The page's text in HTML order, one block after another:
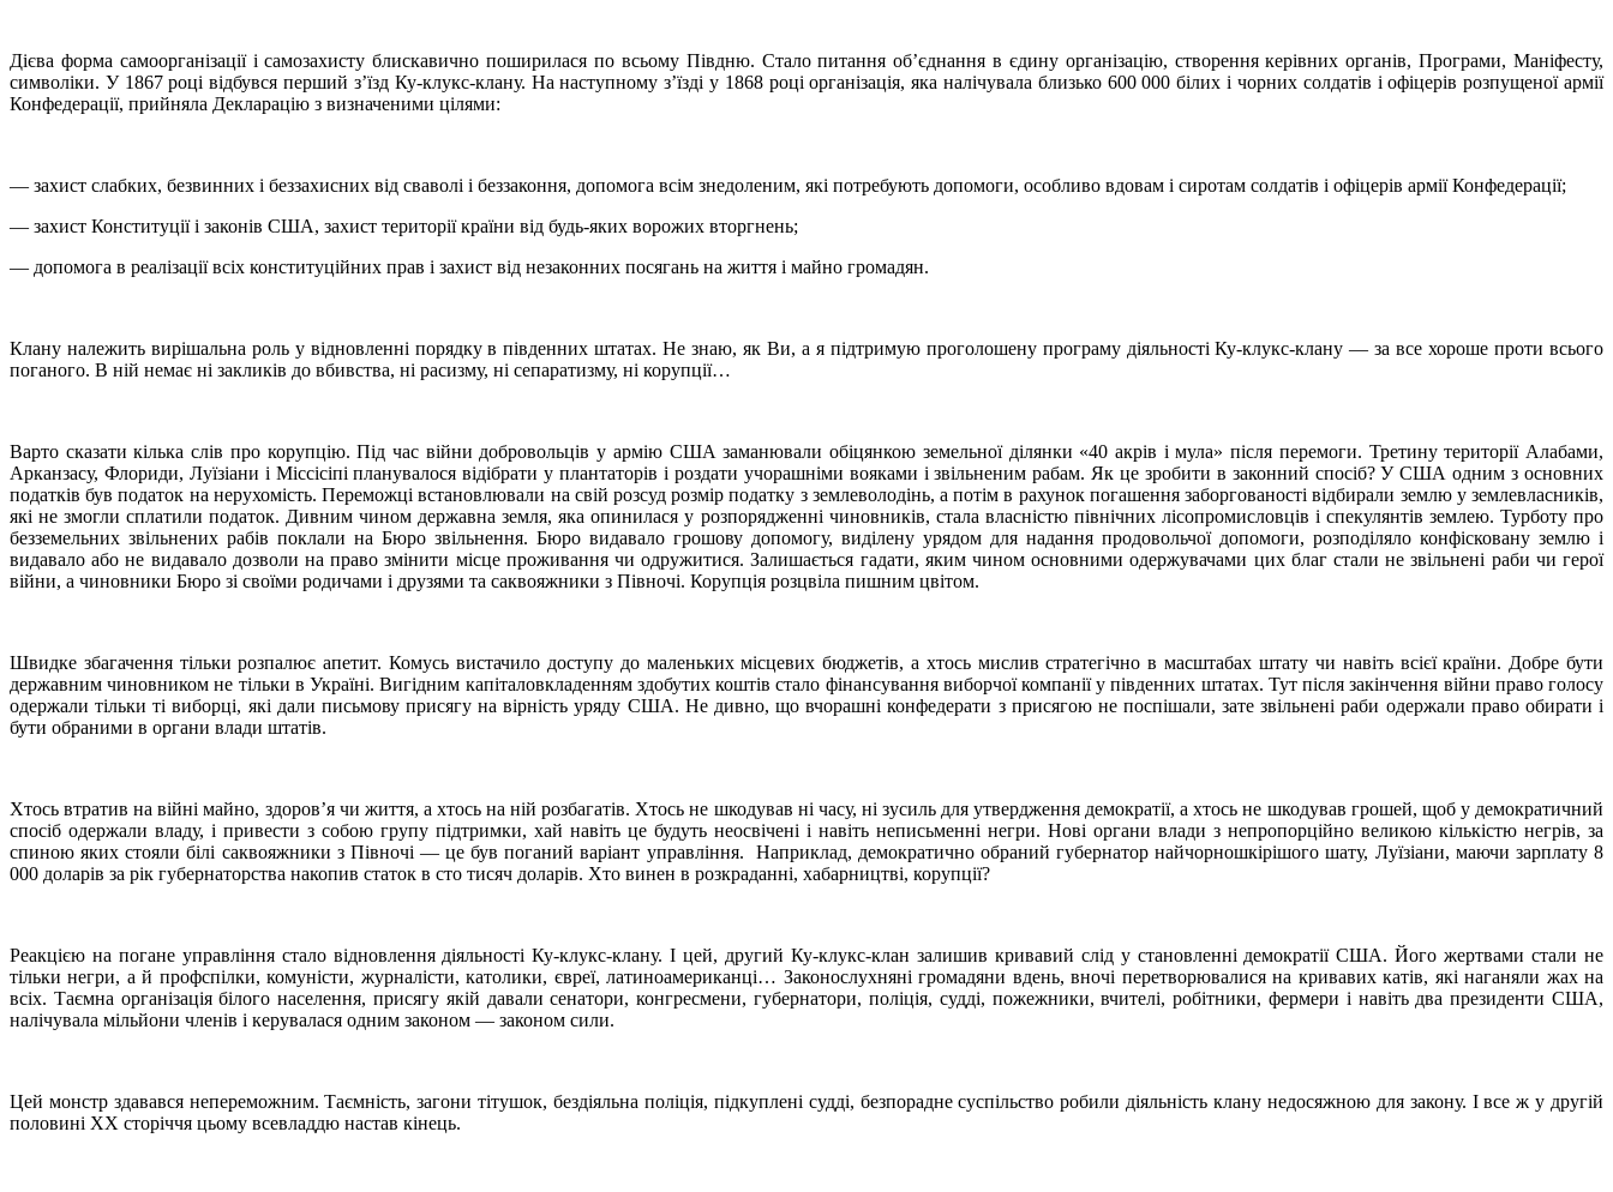
Дієва форма самоорганізації і самозахисту блискавично поширилася по всьому Півдню. Стало питання об’єднання в єдину організацію, створення керівних органів, Програми, Маніфесту,
символіки. У 1867 році відбувся перший з’їзд Ку-клукс-клану. На наступному з’їзді у 1868 році організація, яка налічувала близько 600 000 білих і чорних солдатів і офіцерів розпущеної армії
Конфедерації, прийняла Декларацію з визначеними цілями:
— захист слабких, безвинних і беззахисних від сваволі і беззаконня, допомога всім знедоленим, які потребують допомоги, особливо вдовам і сиротам солдатів і офіцерів армії Конфедерації;
— захист Конституції і законів США, захист території країни від будь-яких ворожих вторгнень;
— допомога в реалізації всіх конституційних прав і захист від незаконних посягань на життя і майно громадян.
Клану належить вирішальна роль у відновленні порядку в південних штатах. Не знаю, як Ви, а я підтримую проголошену програму діяльності Ку-клукс-клану — за все хороше проти всього
поганого. В ній немає ні закликів до вбивства, ні расизму, ні сепаратизму, ні корупції…
Варто сказати кілька слів про корупцію. Під час війни добровольців у армію США заманювали обіцянкою земельної ділянки «40 акрів і мула» після перемоги. Третину території Алабами,
Арканзасу, Флориди, Луїзіани і Міссісіпі планувалося відібрати у плантаторів і роздати учорашніми вояками і звільненим рабам. Як це зробити в законний спосіб? У США одним з основних
податків був податок на нерухомість. Переможці встановлювали на свій розсуд розмір податку з землеволодінь, а потім в рахунок погашення заборгованості відбирали землю у землевласників,
які не змогли сплатили податок. Дивним чином державна земля, яка опинилася у розпорядженні чиновників, стала власністю північних лісопромисловців і спекулянтів землею. Турботу про
безземельних звільнених рабів поклали на Бюро звільнення. Бюро видавало грошову допомогу, виділену урядом для надання продовольчої допомоги, розподіляло конфісковану землю і
видавало або не видавало дозволи на право змінити місце проживання чи одружитися. Залишається гадати, яким чином основними одержувачами цих благ стали не звільнені раби чи герої
війни, а чиновники Бюро зі своїми родичами і друзями та саквояжники з Півночі. Корупція розцвіла пишним цвітом.
Швидке збагачення тільки розпалює апетит. Комусь вистачило доступу до маленьких місцевих бюджетів, а хтось мислив стратегічно в масштабах штату чи навіть всієї країни. Добре бути
державним чиновником не тільки в Україні. Вигідним капіталовкладенням здобутих коштів стало фінансування виборчої компанії у південних штатах. Тут після закінчення війни право голосу
одержали тільки ті виборці, які дали письмову присягу на вірність уряду США. Не дивно, що вчорашні конфедерати з присягою не поспішали, зате звільнені раби одержали право обирати і
бути обраними в органи влади штатів.
Хтось втратив на війні майно, здоров’я чи життя, а хтось на ній розбагатів. Хтось не шкодував ні часу, ні зусиль для утвердження демократії, а хтось не шкодував грошей, щоб у демократичний
спосіб одержали владу, і привести з собою групу підтримки, хай навіть це будуть неосвічені і навіть неписьменні негри. Нові органи влади з непропорційно великою кількістю негрів, за
спиною яких стояли білі саквояжники з Півночі — це був поганий варіант управління. Наприклад, демократично обраний губернатор найчорношкірішого шату, Луїзіани, маючи зарплату 8
000 доларів за рік губернаторства накопив статок в сто тисяч доларів. Хто винен в розкраданні, хабарництві, корупції?
Реакцією на погане управління стало відновлення діяльності Ку-клукс-клану. І цей, другий Ку-клукс-клан залишив кривавий слід у становленні демократії США. Його жертвами стали не
тільки негри, а й профспілки, комуністи, журналісти, католики, євреї, латиноамериканці… Законослухняні громадяни вдень, вночі перетворювалися на кривавих катів, які наганяли жах на
всіх. Таємна організація білого населення, присягу якій давали сенатори, конгресмени, губернатори, поліція, судді, пожежники, вчителі, робітники, фермери і навіть два президенти США,
налічувала мільйони членів і керувалася одним законом — законом сили.
Цей монстр здавався непереможним. Таємність, загони тітушок, бездіяльна поліція, підкуплені судді, безпорадне суспільство робили діяльність клану недосяжною для закону. І все ж у другій
половині ХХ сторіччя цьому всевладдю настав кінець.